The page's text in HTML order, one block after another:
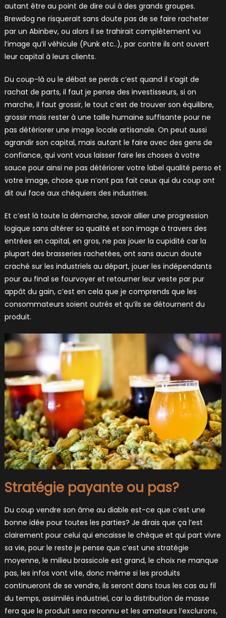
autant être au point de dire oui à des grands groupes.
Brewdog ne risquerait sans doute pas de se faire racheter
par un Abinbev, ou alors il se trahirait complètement vu
l’image qu’il véhicule (Punk etc..), par contre ils ont ouvert
leur capital à leurs clients.
Du coup-là ou le débat se perds c’est quand il s’agit de
rachat de parts, il faut je pense des investisseurs, si on
marche, il faut grossir, le tout c’est de trouver son équilibre,
grossir mais rester à une taille humaine suffisante pour ne
pas détériorer une image locale artisanale. On peut aussi
agrandir son capital, mais autant le faire avec des gens de
confiance, qui vont vous laisser faire les choses à votre
sauce pour ainsi ne pas détériorer votre label qualité perso et
votre image, chose que n’ont pas fait ceux qui du coup ont
dit oui face aux chéquiers des industries.
Et c’est là toute la démarche, savoir allier une progression
logique sans altérer sa qualité et son image à travers des
entrées en capital, en gros, ne pas jouer la cupidité car la
plupart des brasseries rachetées, ont sans aucun doute
craché sur les industriels au départ, jouer les indépendants
pour au final se fourvoyer et retourner leur veste par pur
appât du gain, c’est en cela que je comprends que les
consommateurs soient outrés et qu’ils se détournent du
produit.
Stratégie payante ou pas?
Du coup vendre son âme au diable est-ce que c’est une
bonne idée pour toutes les parties? Je dirais que ça l’est
clairement pour celui qui encaisse le chèque et qui part vivre
sa vie, pour le reste je pense que c’est une stratégie
moyenne, le milieu brassicole est grand, le choix ne manque
pas, les infos vont vite, donc même si les produits
continueront de se vendre, ils seront dans tous les cas au fil
du temps, assimilés industriel, car la distribution de masse
fera que le produit sera reconnu et les amateurs l’exclurons,